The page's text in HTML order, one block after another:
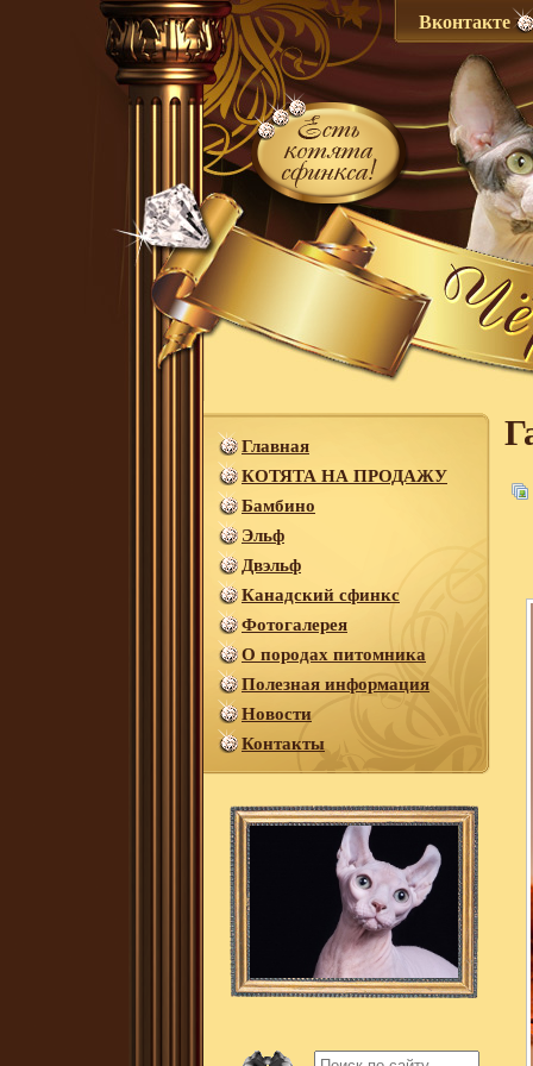
Вконтакте
Главная
КОТЯТА НА ПРОДАЖУ
Бамбино
Эльф
Двэльф
Канадский сфинкс
Фотогалерея
О породах питомника
Полезная информация
Новости
Контакты